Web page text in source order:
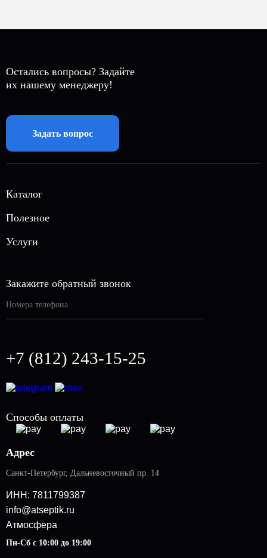
Остались вопросы? Задайте
их нашему менеджеру!
Задать вопрос
Каталог
Автономная газификация
Кессоны
Погреба
Полезное
О нас
Вакансии
Услуги
Автономная канализация
Монтаж погреба
Установка газгольдера
Аренда газгольдеров
Монтаж генератора
Монтаж ограждения
Закажите обратный звонок
+7 (812) 243-15-25
Способы оплаты
Адрес
Санкт-Петербург, Дальневосточный пр. 14
ИНН: 7811799387
info@atseptik.ru
Атмосфера
Пн-Сб с 10:00 до 19:00